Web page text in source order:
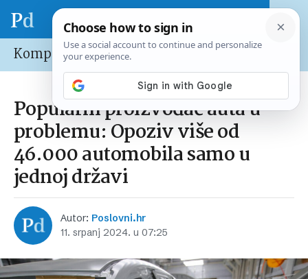
Kompanije
Popularni proizvođač auta u
problemu: Opoziv više od
46.000 automobila samo u
jednoj državi
Autor: Poslovni.hr
11. srpanj 2024. u 07:25